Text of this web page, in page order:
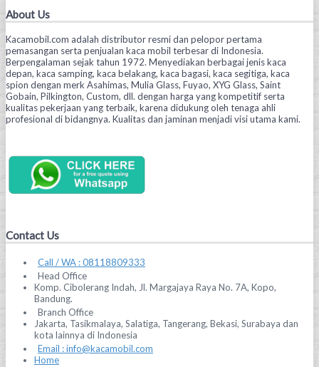
About Us
Kacamobil.com adalah distributor resmi dan pelopor pertama
pemasangan serta penjualan kaca mobil terbesar di Indonesia.
Berpengalaman sejak tahun 1972. Menyediakan berbagai jenis kaca
depan, kaca samping, kaca belakang, kaca bagasi, kaca segitiga, kaca
spion dengan merk Asahimas, Mulia Glass, Fuyao, XYG Glass, Saint
Gobain, Pilkington, Custom, dll. dengan harga yang kompetitif serta
kualitas pekerjaan yang terbaik, karena didukung oleh tenaga ahli
profesional di bidangnya. Kualitas dan jaminan menjadi visi utama kami.
Contact Us
Call / WA : 08118809333
Head Office
Komp. Cibolerang Indah, Jl. Margajaya Raya No. 7A, Kopo,
Bandung.
Branch Office
Jakarta, Tasikmalaya, Salatiga, Tangerang, Bekasi, Surabaya dan
kota lainnya di Indonesia
Email : info@kacamobil.com
Home